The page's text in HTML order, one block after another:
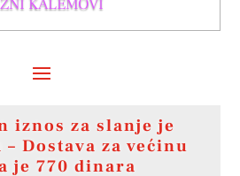
iznos za slanje je
Dostava za većinu
je 770 dinara